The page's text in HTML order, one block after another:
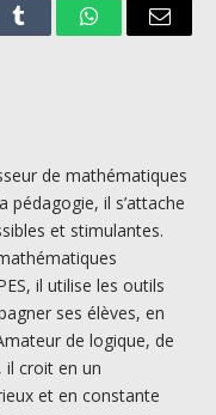
Tumblr WhatsAppEmail
de mathématiques
pédagogie, il s’attache
et stimulantes.
il utilise les outils
ses élèves, en
de logique, de
il croit en un
et en constante